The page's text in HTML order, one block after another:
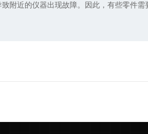
近的仪器出现故障。因此，有些零件需